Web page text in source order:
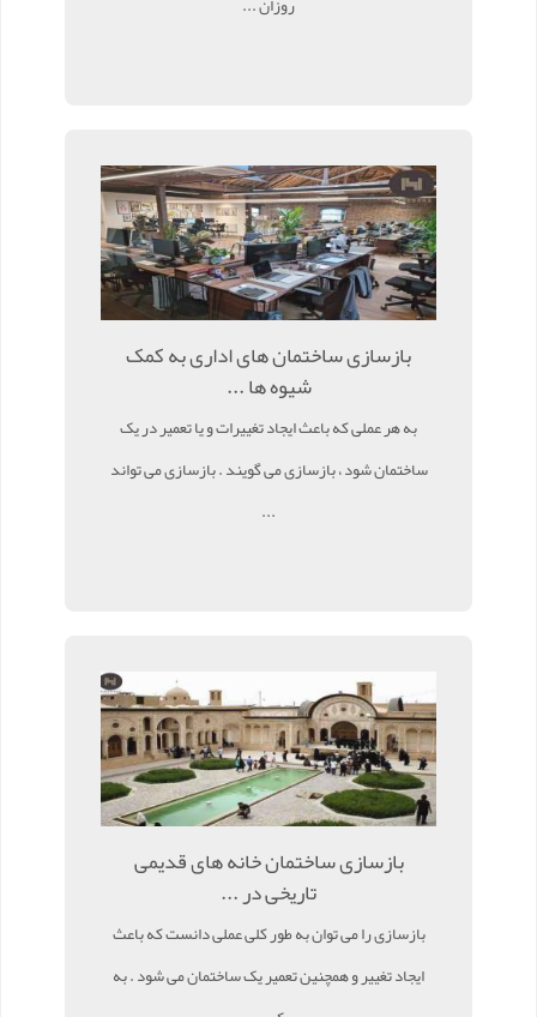
بازسازی ساختمان های اداری به کمک
شیوه ها ...
به هر عملی که باعث ایجاد تغییرات و یا تعمیر در یک
ساختمان شود ، بازسازی می گویند . بازسازی می تواند
...
بازسازی ساختمان خانه های قدیمی
تاریخی در ...
بازسازی را می توان به طور کلی عملی دانست که باعث
ایجاد تغییر و همچنین تعمیر یک ساختمان می شود . به